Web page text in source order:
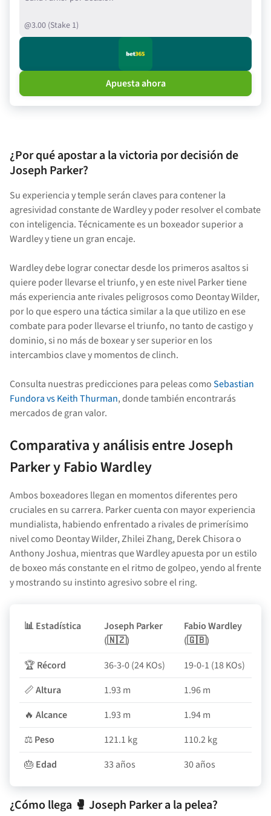
@3.00 (Stake 1)
Apuesta ahora
¿Por qué apostar a la victoria por decisión de
Joseph Parker?
Su experiencia y temple serán claves para contener la
agresividad constante de Wardley y poder resolver el combate
con inteligencia. Técnicamente es un boxeador superior a
Wardley y tiene un gran encaje.
Wardley debe lograr conectar desde los primeros asaltos si
quiere poder llevarse el triunfo, y en este nivel Parker tiene
más experiencia ante rivales peligrosos como Deontay Wilder,
por lo que espero una táctica similar a la que utilizo en ese
combate para poder llevarse el triunfo, no tanto de castigo y
dominio, si no más de boxear y ser superior en los
intercambios clave y momentos de clinch.
Consulta nuestras predicciones para peleas comoSebastian
Fundora vs Keith Thurman, donde también encontrarás
mercados de gran valor.
Comparativa y análisis entre Joseph
Parker y Fabio Wardley
Ambos boxeadores llegan en momentos diferentes pero
cruciales en su carrera. Parker cuenta con mayor experiencia
mundialista, habiendo enfrentado a rivales de primerísimo
nivel como Deontay Wilder, Zhilei Zhang, Derek Chisora o
Anthony Joshua, mientras que Wardley apuesta por un estilo
de boxeo más constante en el ritmo de golpeo, yendo al frente
y mostrando su instinto agresivo sobre el ring.
📊Estadística
Joseph Parker
(🇳🇿)
Fabio Wardley
(🇬🇧)
🏆 Récord 36-3-0 (24 KOs)
19-0-1 (18 KOs)
📏Altura 1.93 m
1.96 m
🔥 Alcance 1.93 m
1.94 m
⚖Peso 121.1 kg
110.2 kg
🎂 Edad 33 años 30 años
¿Cómo llega 🥊 Joseph Parker a la pelea?